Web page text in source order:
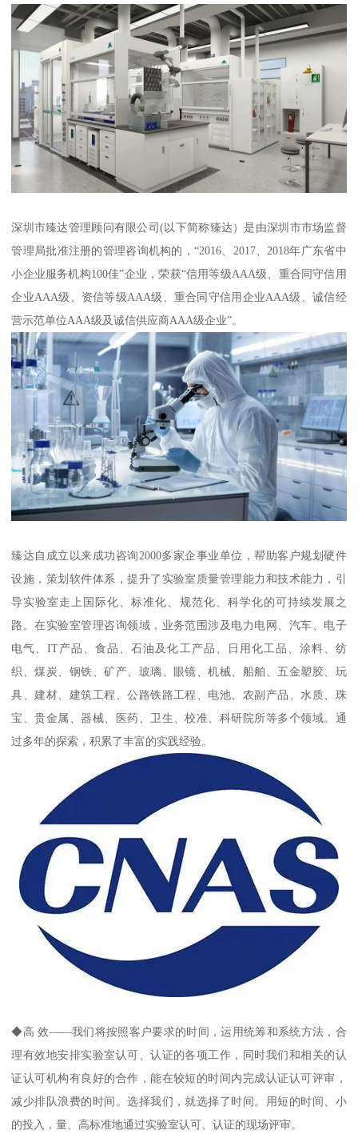
深圳市臻达管理顾问有限公司(以下简称臻达）是由深圳市市场监督
管理局批准注册的管理咨询机构的，“2016、2017、2018年广东省中
小企业服务机构100佳”企业，荣获“信用等级AAA级、重合同守信用
企业AAA级、资信等级AAA级、重合同守信用企业AAA级、诚信经
营示范单位AAA级及诚信供应商AAA级企业”。
臻达自成立以来成功咨询2000多家企事业单位，帮助客户规划硬件
设施，策划软件体系，提升了实验室质量管理能力和技术能力，引
导实验室走上国际化、标准化、规范化、科学化的可持续发展之
路。在实验室管理咨询领域，业务范围涉及电力电网、汽车、电子
电气、IT产品、食品、石油及化工产品、日用化工品、涂料、纺
织、煤炭、钢铁、矿产、玻璃、眼镜、机械、船舶、五金塑胶、玩
具、建材、建筑工程、公路铁路工程、电池、农副产品、水质、珠
宝、贵金属、器械、医药、卫生、校准、科研院所等多个领域。通
过多年的探索，积累了丰富的实践经验。
◆高 效——我们将按照客户要求的时间，运用统筹和系统方法，合
理有效地安排实验室认可、认证的各项工作，同时我们和相关的认
证认可机构有良好的合作，能在较短的时间内完成认证认可评审，
减少排队浪费的时间。选择我们，就选择了时间。用短的时间、小
的投入，量、高标准地通过实验室认可、认证的现场评审。